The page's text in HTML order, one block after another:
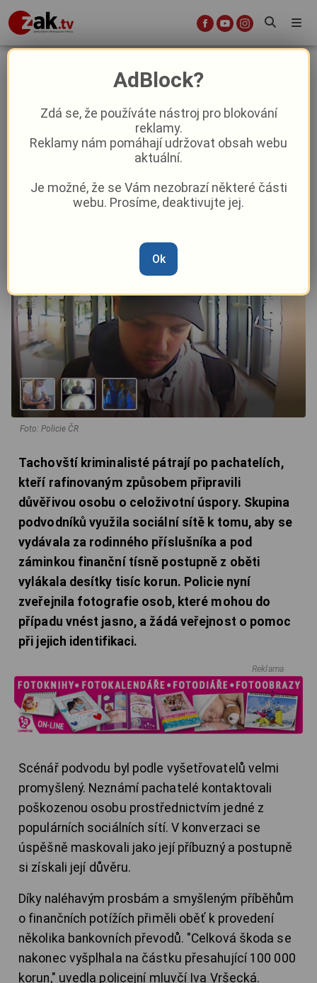
Vydávali se za příbuzné a vylákali z
oběti statisíce. Poznáte osoby na
fotkách?
Aktuality Krimi
Marie Osvaldová –27. 1.|17:14
Foto: Policie ČR
Tachovští kriminalisté pátrají po pachatelích,
kteří rafinovaným způsobem připravili
důvěřivou osobu o celoživotní úspory. Skupina
podvodníků využila sociální sítě k tomu, aby se
vydávala za rodinného příslušníka a pod
záminkou finanční tísně postupně z oběti
vylákala desítky tisíc korun. Policie nyní
zveřejnila fotografie osob, které mohou do
případu vnést jasno, a žádá veřejnost o pomoc
při jejich identifikaci.
Reklama
Scénář podvodu byl podle vyšetřovatelů velmi
promyšlený. Neznámí pachatelé kontaktovali
poškozenou osobu prostřednictvím jedné z
populárních sociálních sítí. V konverzaci se
úspěšně maskovali jako její příbuzný a postupně
si získali její důvěru.
Díky naléhavým prosbám a smyšleným příběhům
o finančních potížích přiměli oběť k provedení
několika bankovních převodů. "Celková škoda se
nakonec vyšplhala na částku přesahující 100 000
korun," uvedla policejní mluvčí Iva Vršecká.
AdBlock?
Zdá se, že používáte nástroj pro blokování
reklamy.
Reklamy nám pomáhají udržovat obsah webu
aktuální.
Je možné, že se Vám nezobrazí některé části
webu. Prosíme, deaktivujte jej.
Ok